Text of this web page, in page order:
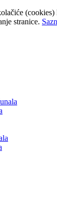
stranice.